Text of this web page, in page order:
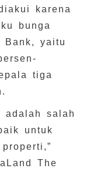
karena
bunga
Bank, yaitu
tiga
adalah salah
untuk
The